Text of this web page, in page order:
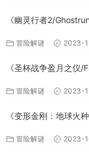
《幽灵行者2/
冒险解谜 2023-
《圣杯战争盈月之仪
冒险解谜 2023-
《变形金刚：地球火
冒险解谜 2023-